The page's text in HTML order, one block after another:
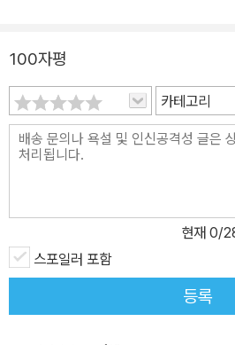
오는 시의 순간 시를 읽고 간직하는 기쁨,
모아 묶었음에 ‘시편(詩篇)’이라 했거니
아 시집의 대미를 장식함에 시리즈를 그
난다시편의 라인업이 어떻게 이어질까
로 발산될 수 있기에 시인에게 그 정신
함과 극대화를 맘껏 넘겨주자는 초심은
애초부터 연녹색으로 질겼다고 감히 말
100자평
카테고리
현재 0/
스포일러 포함
등록